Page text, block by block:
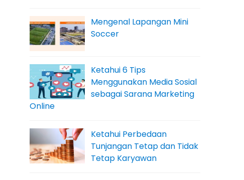
Mengenal Lapangan Mini
Soccer
Ketahui 6 Tips
Menggunakan Media Sosial
sebagai Sarana Marketing
Online
Ketahui Perbedaan
Tunjangan Tetap dan Tidak
Tetap Karyawan